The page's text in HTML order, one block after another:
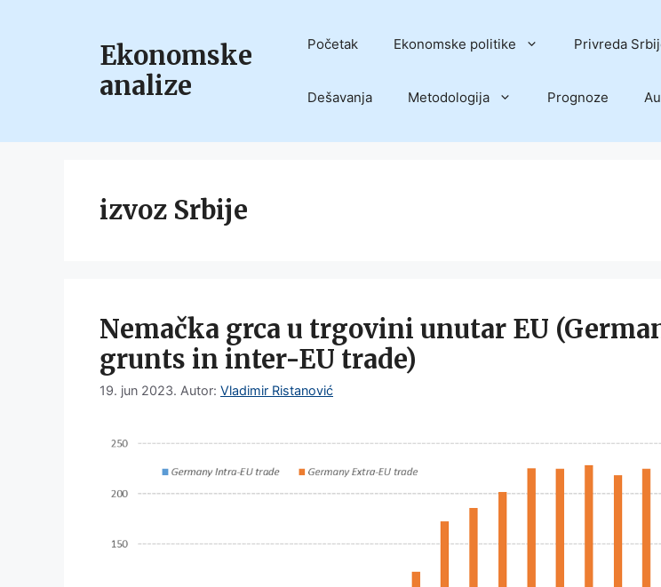
Ekonomske
analize
Početak Ekonomske politike Privreda
Dešavanja Metodologija Prognoze
izvoz Srbije
Nemačka grca u trgovini unutar EU
grunts in inter-EU trade)
19. jun 2023. Autor: Vladimir Ristanović